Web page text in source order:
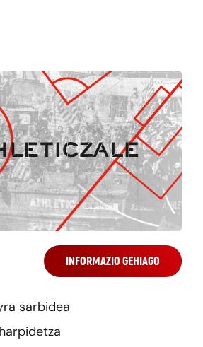
INFORMAZIO GEHIAGO
sarbidea